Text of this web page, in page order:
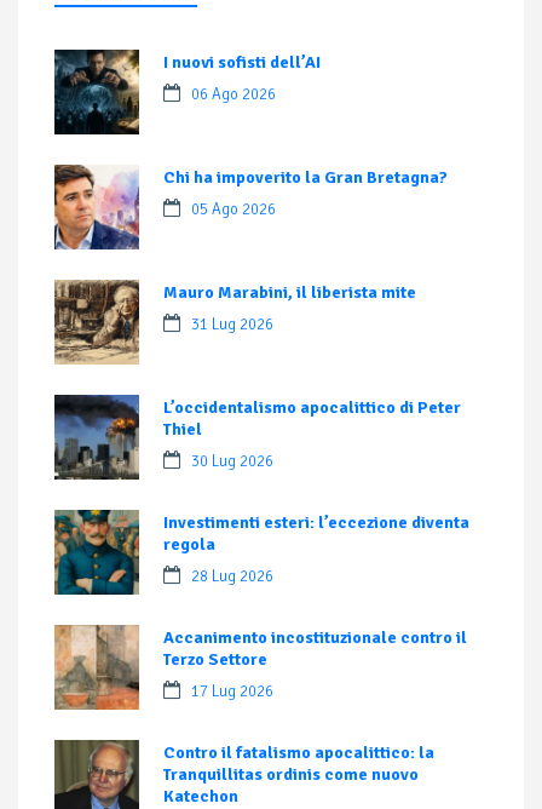
I nuovi sofisti dell’AI
06 Ago 2026
Chi ha impoverito la Gran Bretagna?
05 Ago 2026
Mauro Marabini, il liberista mite
31 Lug 2026
L’occidentalismo apocalittico di Peter
Thiel
30 Lug 2026
Investimenti esteri: l’eccezione diventa
regola
28 Lug 2026
Accanimento incostituzionale contro il
Terzo Settore
17 Lug 2026
Contro il fatalismo apocalittico: la
Tranquillitas ordinis come nuovo
Katechon